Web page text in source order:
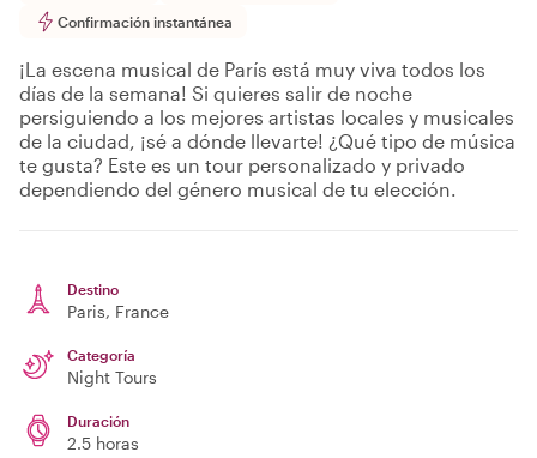
Confirmación instantánea
¡La escena musical de París está muy viva todos los
días de la semana! Si quieres salir de noche
persiguiendo a los mejores artistas locales y musicales
de la ciudad, ¡sé a dónde llevarte! ¿Qué tipo de música
te gusta? Este es un tour personalizado y privado
dependiendo del género musical de tu elección.
Destino
Paris, France
Categoría
Night Tours
Duración
2.5 horas